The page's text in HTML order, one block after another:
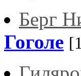
Берг
Гоголе